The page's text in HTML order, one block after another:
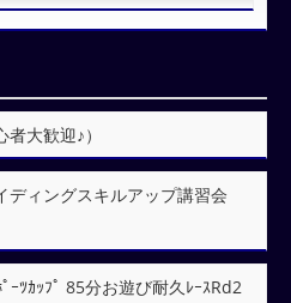
大歓迎♪）
ディングスキルアップ講習会
ｰﾂｶｯﾌﾟ 85分お遊び耐久ﾚｰｽRd2